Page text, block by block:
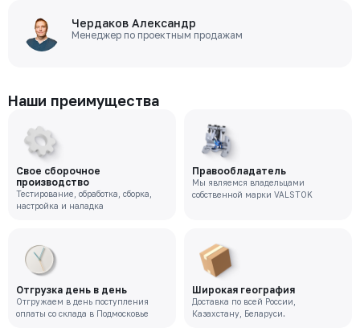
Чердаков Александр
Менеджер по проектным продажам
Наши преимущества
Свое сборочное
производство
Тестирование, обработка, сборка,
настройка и наладка
Правообладатель
Мы являемся владельцами
собственной марки VALSTOK
Отгрузка день в день
Отгружаем в день поступления
оплаты со склада в Подмосковье
Широкая география
Доставка по всей России,
Казахстану, Беларуси.